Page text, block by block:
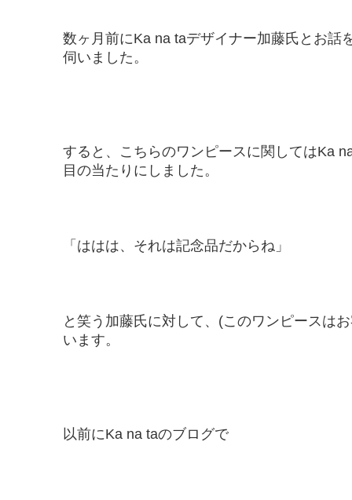
数ヶ月前にKa na taデザイナー加藤氏とお話
伺いました。
すると、こちらのワンピースに関してはKa
目の当たりにしました。
「ははは、それは記念品だからね」
と笑う加藤氏に対して、(このワンピースは
います。
以前にKa na taのブログで